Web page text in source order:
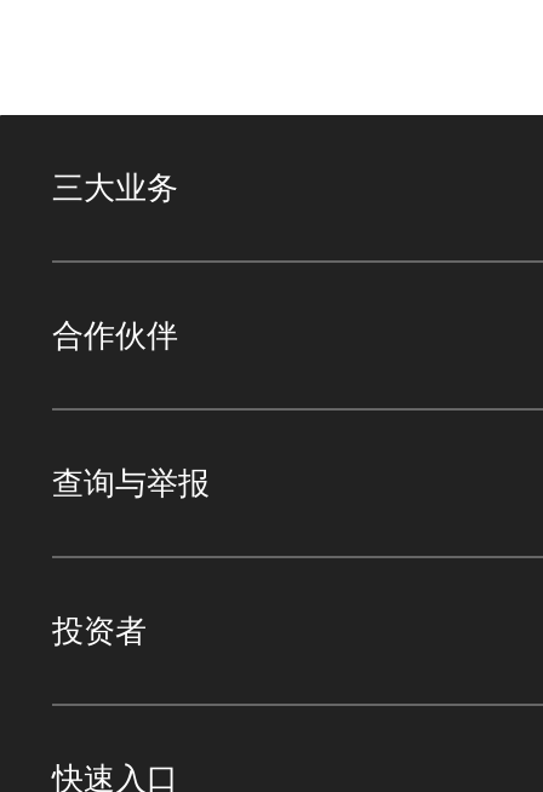
三大业务
合作伙伴
查询与举报
投资者
快速入口